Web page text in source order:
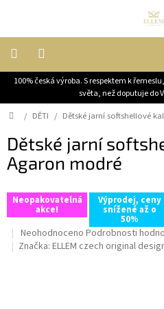
100% česká výroba. S respektem k
světa, než doputuje do
DĚTI
ŽENY
MUŽI
JEZDECKÉ
KABÁTY
OUTLET,
Domů
/ DĚTI / Dětské jarní softshellové
Dětské jarní
Agaron modré
Neopakovatelná
akce!
Výprodej, ceny
snížené až o
50%
Průměrné
hodnocení
Neohodnoceno Podrobnosti
Značka: ELLEM czech original